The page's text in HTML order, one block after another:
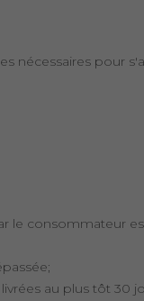
nécessaires pour
le consommateur
au plus tôt 30